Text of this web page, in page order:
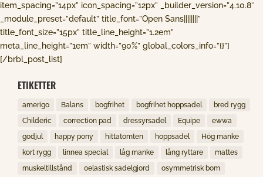
item_spacing=”14px” icon_spacing=”12px” _builder_version=”4.10.8″
_module_preset=”default” title_font=”Open Sans||||||||”
title_font_size=”15px” title_line_height=”1.2em”
meta_line_height=”1em” width=”90%” global_colors_info=”{}”]
[/brbl_post_list]
ETIKETTER
amerigo Balans bogfrihet bogfrihet hoppsadel
bred rygg
Childeric
correction pad dressyrsadel Equipe
ewwa
godjul
happy pony hittatomten hoppsadel
Hög manke
kort rygg
linnea special låg manke lång ryttare
mattes
muskeltillstånd
oelastisk sadelgjord
osymmetrisk bom